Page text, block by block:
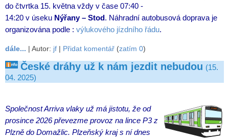
do čtvrtka 15. května vždy v čase 07:40 -
14:20 v úseku Nýřany – Stod. Náhradní autobusová doprava je
organizována podle : výlukového jízdního řádu.
dále... | Autor: jf | Přidat komentář (zatím 0)
České dráhy už k nám jezdit nebudou (15.
04. 2025)
Společnost Arriva vlaky už má jistotu, že od
prosince 2026 převezme provoz na lince P3 z
Plzně do Domažlic. Plzeňský kraj s ní dnes